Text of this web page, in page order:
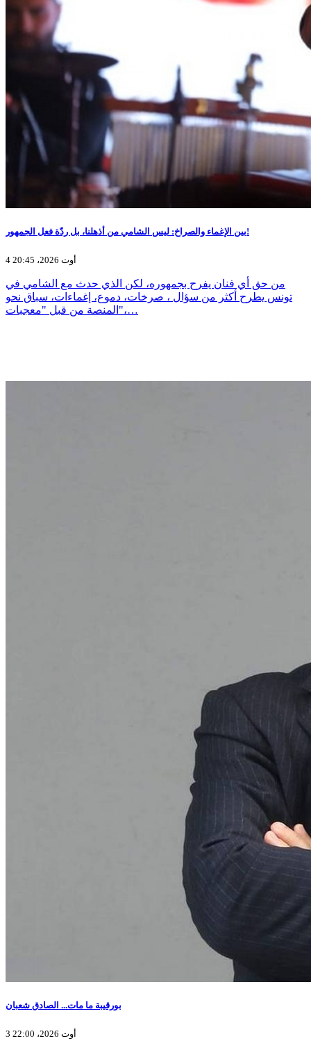
بين الإغماء والصراخ: ليس الشامي من أذهلنا، بل ردّة فعل الجمهور!
4 أوت 2026، 20:45
من حق أي فنان يفرح بجمهوره، لكن الذي حدث مع الشامي في
تونس يطرح أكثر من سؤال ، صرخات، دموع، إغماءات، سباق نحو
المنصة من قبل "معجبات"،…
بورقيبة ما مات... الصادق شعبان
3 أوت 2026، 22:00